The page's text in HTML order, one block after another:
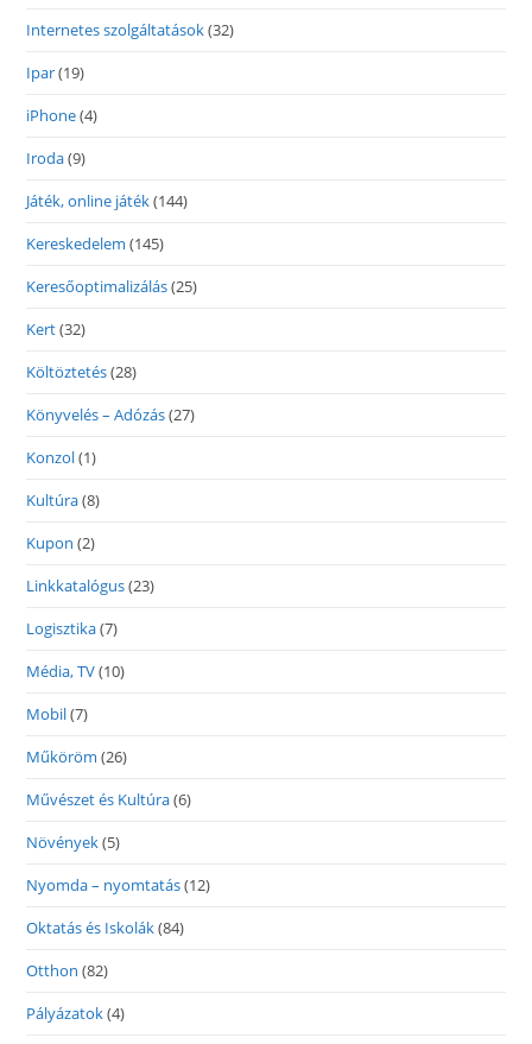
Internetes szolgáltatások(32)
Ipar(19)
iPhone(4)
Iroda(9)
Játék, online játék(144)
Kereskedelem (145)
Keresőoptimalizálás(25)
Kert(32)
Költöztetés(28)
Könyvelés – Adózás(27)
Konzol(1)
Kultúra(8)
Kupon (2)
Linkkatalógus(23)
Logisztika(7)
Média, TV(10)
Mobil(7)
Műköröm (26)
Művészet és Kultúra(6)
Növények(5)
Nyomda – nyomtatás(12)
Oktatás és Iskolák(84)
Otthon (82)
Pályázatok(4)